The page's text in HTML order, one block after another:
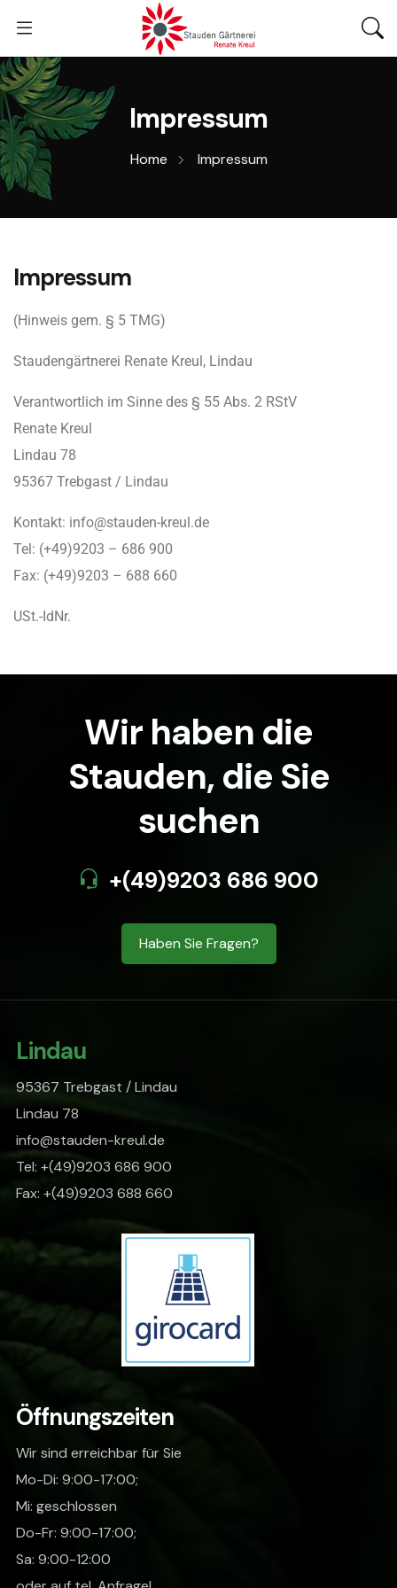
Impressum
Home Impressum
Impressum
(Hinweis gem. § 5 TMG)
Staudengärtnerei Renate Kreul, Lindau
Verantwortlich im Sinne des § 55 Abs. 2 RStV
Renate Kreul
Lindau 78
95367 Trebgast / Lindau
Kontakt: info@stauden-kreul.de
Tel: (+49)9203 – 686 900
Fax: (+49)9203 – 688 660
USt.-IdNr.
Wir haben die
Stauden,die Sie
suchen
+(49)9203 686 900
Haben Sie Fragen?
Lindau
95367 Trebgast / Lindau
Lindau 78
info@stauden-kreul.de
Tel: +(49)9203 686 900
Fax: +(49)9203 688 660
Öffnungszeiten
Wir sind erreichbar für Sie
Mo-Di: 9:00-17:00;
Mi: geschlossen
Do-Fr: 9:00-17:00;
Sa: 9:00-12:00